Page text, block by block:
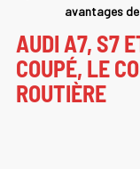
avantages
AUDI A7, S7
COUPÉ, LE
ROUTIÈRE